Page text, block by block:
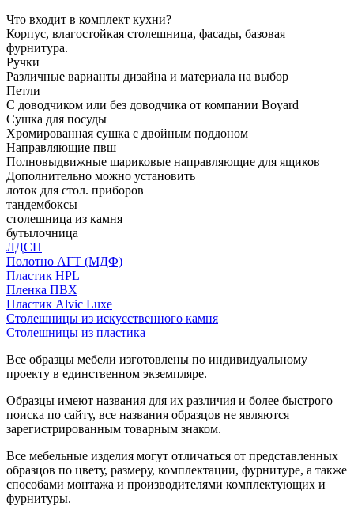
Что входит в комплект кухни?
Корпус, влагостойкая столешница, фасады, базовая
фурнитура.
Ручки
Различные варианты дизайна и материала на выбор
Петли
С доводчиком или без доводчика от компании Boyard
Сушка для посуды
Хромированная сушка с двойным поддоном
Направляющие пвш
Полновыдвижные шариковые направляющие для ящиков
Дополнительно можно установить
лоток для стол. приборов
тандембоксы
столешница из камня
бутылочница
ЛДСП
Полотно АГТ (МДФ)
Пластик HPL
Пленка ПВХ
Пластик Alvic Luxe
Столешницы из искусственного камня
Столешницы из пластика
Все образцы мебели изготовлены по индивидуальному
проекту в единственном экземпляре.
Образцы имеют названия для их различия и более быстрого
поиска по сайту, все названия образцов не являются
зарегистрированным товарным знаком.
Все мебельные изделия могут отличаться от представленных
образцов по цвету, размеру, комплектации, фурнитуре, а также
способами монтажа и производителями комплектующих и
фурнитуры.